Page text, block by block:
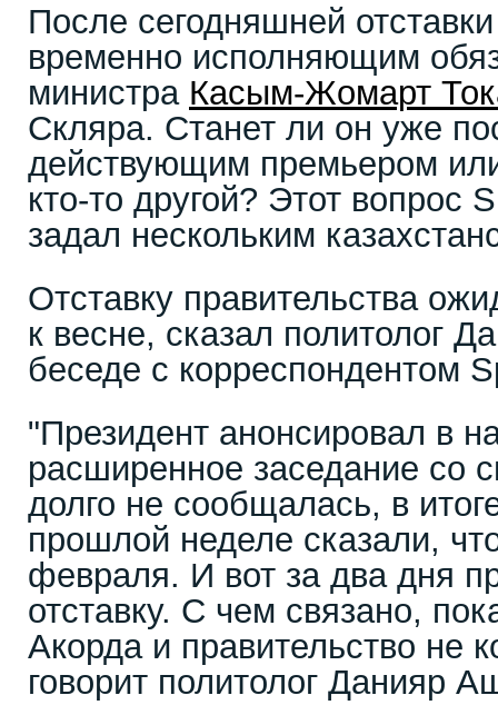
После сегодняшней
временно исполняющим
министра Касым-Жомарт
Скляра. Станет ли он уже
действующим премьером
кто-то другой? Этот вопрос
задал нескольким
Отставку правительства
к весне, сказал политолог
беседе с корреспондентом
"Президент анонсировал в
расширенное заседание со
долго не сообщалась, в
прошлой неделе сказали,
февраля. И вот за два дня
отставку. С чем связано,
Акорда и правительство не
говорит политолог Данияр